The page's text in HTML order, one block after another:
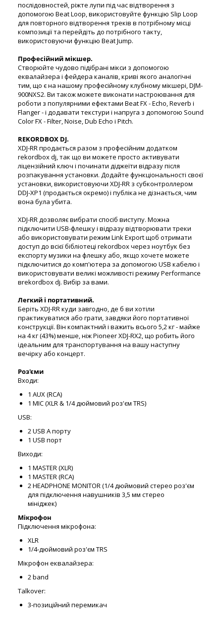
послідовностей, ріжте лупи під час відтворення з
допомогою Beat Loop, використовуйте функцію Slip Loop
для повторного відтворення треків в потрібному місці
композиції та перейдіть до потрібного такту,
використовуючи функцію Beat Jump.
Професійний мікшер.
Створюйте чудово підібрані мікси з допомогою
еквалайзера і фейдера каналів, криві якого аналогічні
тим, що є на нашому професійному клубному мікшері, DJM-
900NXS2. Ви також можете виконати настроювання для
роботи з популярними ефектами Beat FX - Echo, Reverb і
Flanger - і додавати текстури і напруга з допомогою Sound
Color FX - Filter, Noise, Dub Echo і Pitch.
REKORDBOX DJ.
XDJ-RR продається разом з професійним додатком
rekordbox dj, так що ви можете просто активувати
ліцензійний ключ і починати діджеїти відразу після
розпакування установки. Додайте функціональності своєї
установки, використовуючи XDJ-RR з субконтроллером
DDJ-XP1 (продається окремо) і публіка не дізнається, чим
вона була убита.
XDJ-RR дозволяє вибрати спосіб виступу. Можна
підключити USB-флешку і відразу відтворювати треки
або використовувати режим Link Export щоб отримати
доступ до всієї бібліотеці rekordbox через ноутбук без
експорту музики на флешку або, якщо хочете можете
підключитися до комп'ютера за допомогою USB кабелю і
використовувати великі можливості режиму Performance
вrekordbox dj. Вибір за вами.
Легкий і портативний.
Беріть XDJ-RR куди завгодно, де б ви хотіли
практикуватися або грати, завдяки його портативної
конструкції. Він компактний і важить всього 5,2 кг - майже
на 4 кг (43%) менше, ніж Pioneer XDJ-RX2, що робить його
ідеальним для транспортування на вашу наступну
вечірку або концерт.
Роз'єми
Входи:
1 AUX (RCA)
1 MIC (XLR & 1/4 дюймовий роз'єм TRS)
USB:
2 USB A порту
1 USB порт
Виходи:
1 MASTER (XLR)
1 MASTER (RCA)
2 HEADPHONE MONITOR (1/4 дюймовий стерео роз'єм
для підключення навушників 3,5 мм стерео
мініджек)
Мікрофон
Підключення мікрофона:
XLR
1/4-дюймовий роз'єм TRS
Мікрофон еквалайзера:
2 band
Talkover:
3-позиційний перемикач